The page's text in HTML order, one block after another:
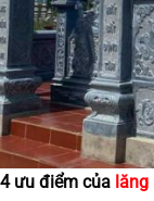
4 ưu điểm của lăng